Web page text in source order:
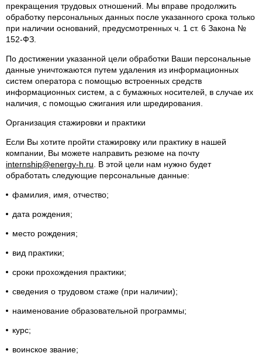
прекращения трудовых отношений. Мы вправе продолжить
обработку персональных данных после указанного срока только
при наличии оснований, предусмотренных ч. 1 ст. 6 Закона №
152-ФЗ.
По достижении указанной цели обработки Ваши персональные
данные уничтожаются путем удаления из информационных
систем оператора с помощью встроенных средств
информационных систем, а с бумажных носителей, в случае их
наличия, с помощью сжигания или шредирования.
Организация стажировки и практики
Если Вы хотите пройти стажировку или практику в нашей
компании, Вы можете направить резюме на почту
internship@energy-h.ru . В этой цели нам нужно будет
обработать следующие персональные данные:
фамилия, имя, отчество;
дата рождения;
место рождения;
вид практики;
сроки прохождения практики;
сведения о трудовом стаже (при наличии);
наименование образовательной программы;
курс;
воинское звание;